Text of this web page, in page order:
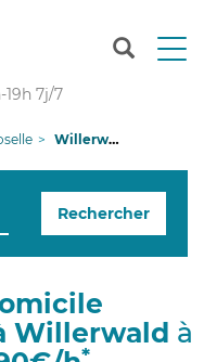
T
n
g
7j/7
Willerwald
Rechercher
Willerwald à
*